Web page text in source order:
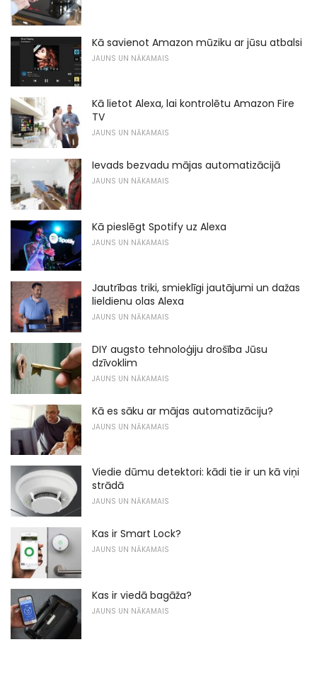
Kā savienot Amazon mūziku ar jūsu atbalsi
JAUNS UN NĀKAMAIS
Kā lietot Alexa, lai kontrolētu Amazon Fire
TV
JAUNS UN NĀKAMAIS
Ievads bezvadu mājas automatizācijā
JAUNS UN NĀKAMAIS
Kā pieslēgt Spotify uz Alexa
JAUNS UN NĀKAMAIS
Jautrības triki, smieklīgi jautājumi un dažas
lieldienu olas Alexa
JAUNS UN NĀKAMAIS
DIY augsto tehnoloģiju drošība Jūsu
dzīvoklim
JAUNS UN NĀKAMAIS
Kā es sāku ar mājas automatizāciju?
JAUNS UN NĀKAMAIS
Viedie dūmu detektori: kādi tie ir un kā viņi
strādā
JAUNS UN NĀKAMAIS
Kas ir Smart Lock?
JAUNS UN NĀKAMAIS
Kas ir viedā bagāža?
JAUNS UN NĀKAMAIS